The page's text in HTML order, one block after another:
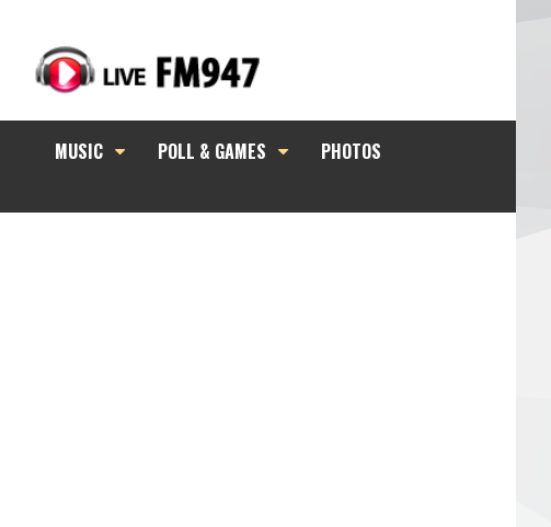
MUSIC POLL & GAMES
PHOTOS